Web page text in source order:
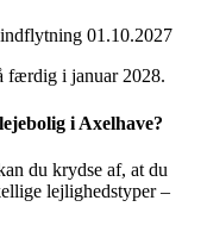
01.10.2027
færdig i januar 2028.
i Axelhave?
du krydse af, at du
lejlighedstyper –